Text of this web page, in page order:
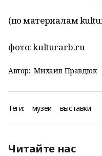
(по материалам
фото: kulturarb.ru
Автор: Михаил Правдюк
Теги: музеи выставки
Читайте нас